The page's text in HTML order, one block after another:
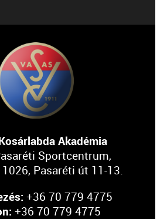
Akadémia
Sportcentrum,
Pasaréti út 11-13.
+36 70 779 4775
+36 70 779 4775